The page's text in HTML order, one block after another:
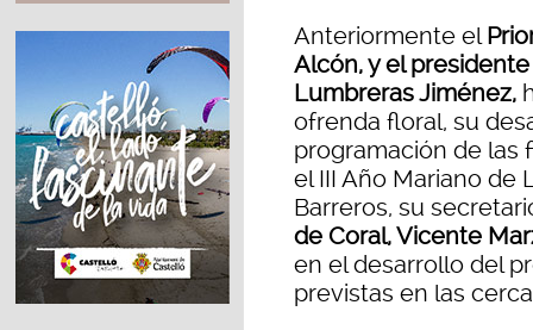
Anteriormente el
Alcón, y el
Lumbreras Jiménez,
ofrenda floral, su
programación de las
el III Año Mariano de
Barreros, su
de Coral, Vicente
en el desarrollo del
previstas en las